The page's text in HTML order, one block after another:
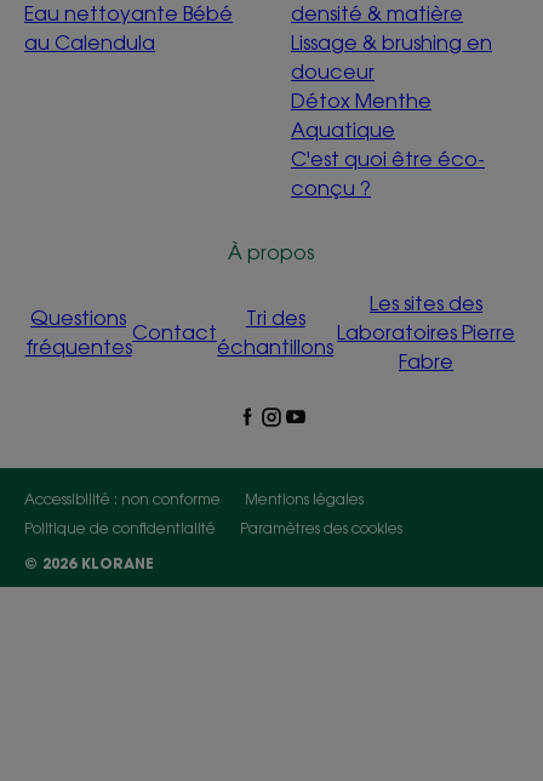
Eau nettoyante Bébé
au Calendula
densité & matière
Lissage & brushing en
douceur
Détox Menthe
Aquatique
C'est quoi être éco-
conçu ?
À propos
Questions
fréquentes
Contact
Tri des
échantillons
Les sites des
Laboratoires Pierre
Fabre
Accessibilité : non conforme
Mentions légales
Politique de confidentialité
Paramètres des cookies
© 2026 KLORANE